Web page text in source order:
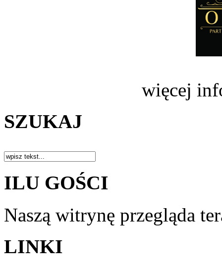
więcej
SZUKAJ
ILU GOŚCI
Naszą witrynę przegląda
LINKI